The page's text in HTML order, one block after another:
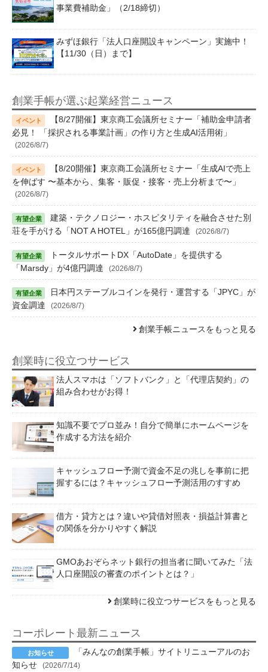
事業費補助金」（2/18締切）
みずほ銀行「法人口座開設キャンペーン」実施中！
【11/30（日）まで】
創業手帳が選ぶ起業経営ニュース
【8/27開催】東京商工会議所セミナー「補助金申請者
必見！ 「採択される事業計画」の作り方と生成AI活用術」
(2026/8/7)
【8/20開催】東京商工会議所セミナー「生成AIで売上
を伸ばす 〜基本から、集客・販促・接客・売上分析まで〜」
(2026/8/7)
建築・テクノロジー・ホスピタリティを融合させた別
荘を手がける「NOT A HOTEL」が165億円調達
(2026/8/7)
トータルサポートDX「AutoDate」を提供する
「Marsdy」が4億円調達
(2026/8/7)
日本円ステーブルコインを発行・運営する「JPYC」が
資金調達
(2026/8/7)
創業手帳ニュースをもっと見る
創業時に役立つサービス
法人スマホは「ソフトバンク」と「代理店契約」の
組み合わせがお得！
知識不要でプロ並み！自分で簡単にホームページを
作成する方法を紹介
キャッシュフロー予測で資金不足の兆しを事前に把
握するには？キャッシュフロー予測活用のすすめ
借方・貸方とは？違いや貸借対照表・損益計算書と
の関係を分かりやすく解説
GMOあおぞらネット銀行の担当者に聞いてみた「法
人口座開設の審査のポイントとは？」
創業時に役立つサービスをもっと見る
コーポレート最新ニュース
「みんなの創業手帳」サイトリニューアルのお
知らせ
(2026/7/14)